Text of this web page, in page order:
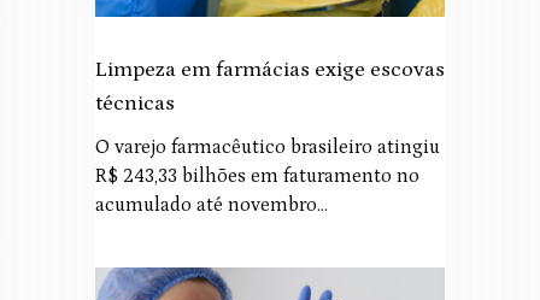
Limpeza em farmácias exige escovas
técnicas
O varejo farmacêutico brasileiro atingiu
R$ 243,33 bilhões em faturamento no
acumulado até novembro…